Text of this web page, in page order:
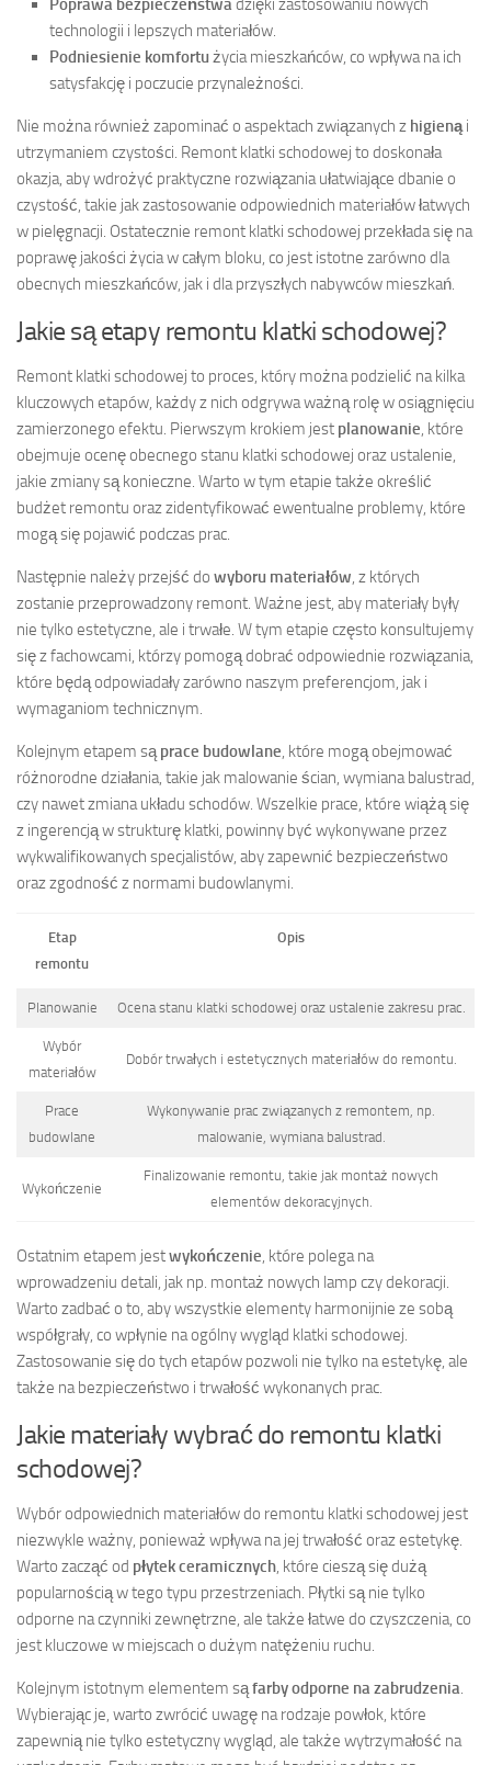
Poprawa bezpieczeństwadzięki zastosowaniu nowych
technologii i lepszych materiałów.
Podniesienie komfortużycia mieszkańców, co wpływa na ich
satysfakcję i poczucie przynależności.
Nie można również zapominać o aspektach związanych z higienąi
utrzymaniem czystości. Remont klatki schodowej to doskonała
okazja, aby wdrożyć praktyczne rozwiązania ułatwiające dbanie o
czystość, takie jak zastosowanie odpowiednich materiałów łatwych
w pielęgnacji. Ostatecznie remont klatki schodowej przekłada się na
poprawę jakości życia w całym bloku, co jest istotne zarówno dla
obecnych mieszkańców, jak i dla przyszłych nabywców mieszkań.
Jakie są etapy remontu klatki schodowej?
Remont klatki schodowej to proces, który można podzielić na kilka
kluczowych etapów, każdy z nich odgrywa ważną rolę w osiągnięciu
zamierzonego efektu. Pierwszym krokiem jest planowanie, które
obejmuje ocenę obecnego stanu klatki schodowej oraz ustalenie,
jakie zmiany są konieczne. Warto w tym etapie także określić
budżet remontu oraz zidentyfikować ewentualne problemy, które
mogą się pojawić podczas prac.
Następnie należy przejść do wyboru materiałów, z których
zostanie przeprowadzony remont. Ważne jest, aby materiały były
nie tylko estetyczne, ale i trwałe. W tym etapie często konsultujemy
się z fachowcami, którzy pomogą dobrać odpowiednie rozwiązania,
które będą odpowiadały zarówno naszym preferencjom, jak i
wymaganiom technicznym.
Kolejnym etapem sąprace budowlane, które mogą obejmować
różnorodne działania, takie jak malowanie ścian, wymiana balustrad,
czy nawet zmiana układu schodów. Wszelkie prace, które wiążą się
z ingerencją w strukturę klatki, powinny być wykonywane przez
wykwalifikowanych specjalistów, aby zapewnić bezpieczeństwo
oraz zgodność z normami budowlanymi.
Etap
remontu
Opis
Planowanie Ocena stanu klatki schodowej oraz ustalenie zakresu prac.
Wybór
materiałów
Dobór trwałych i estetycznych materiałów do remontu.
Prace
budowlane
Wykonywanie prac związanych z remontem, np.
malowanie, wymiana balustrad.
Wykończenie
Finalizowanie remontu, takie jak montaż nowych
elementów dekoracyjnych.
Ostatnim etapem jestwykończenie, które polega na
wprowadzeniu detali, jak np. montaż nowych lamp czy dekoracji.
Warto zadbać o to, aby wszystkie elementy harmonijnie ze sobą
współgrały, co wpłynie na ogólny wygląd klatki schodowej.
Zastosowanie się do tych etapów pozwoli nie tylko na estetykę, ale
także na bezpieczeństwo i trwałość wykonanych prac.
Jakie materiały wybrać do remontu klatki
schodowej?
Wybór odpowiednich materiałów do remontu klatki schodowej jest
niezwykle ważny, ponieważ wpływa na jej trwałość oraz estetykę.
Warto zacząć od płytek ceramicznych, które cieszą się dużą
popularnością w tego typu przestrzeniach. Płytki są nie tylko
odporne na czynniki zewnętrzne, ale także łatwe do czyszczenia, co
jest kluczowe w miejscach o dużym natężeniu ruchu.
Kolejnym istotnym elementem sąfarby odporne na zabrudzenia.
Wybierając je, warto zwrócić uwagę na rodzaje powłok, które
zapewnią nie tylko estetyczny wygląd, ale także wytrzymałość na